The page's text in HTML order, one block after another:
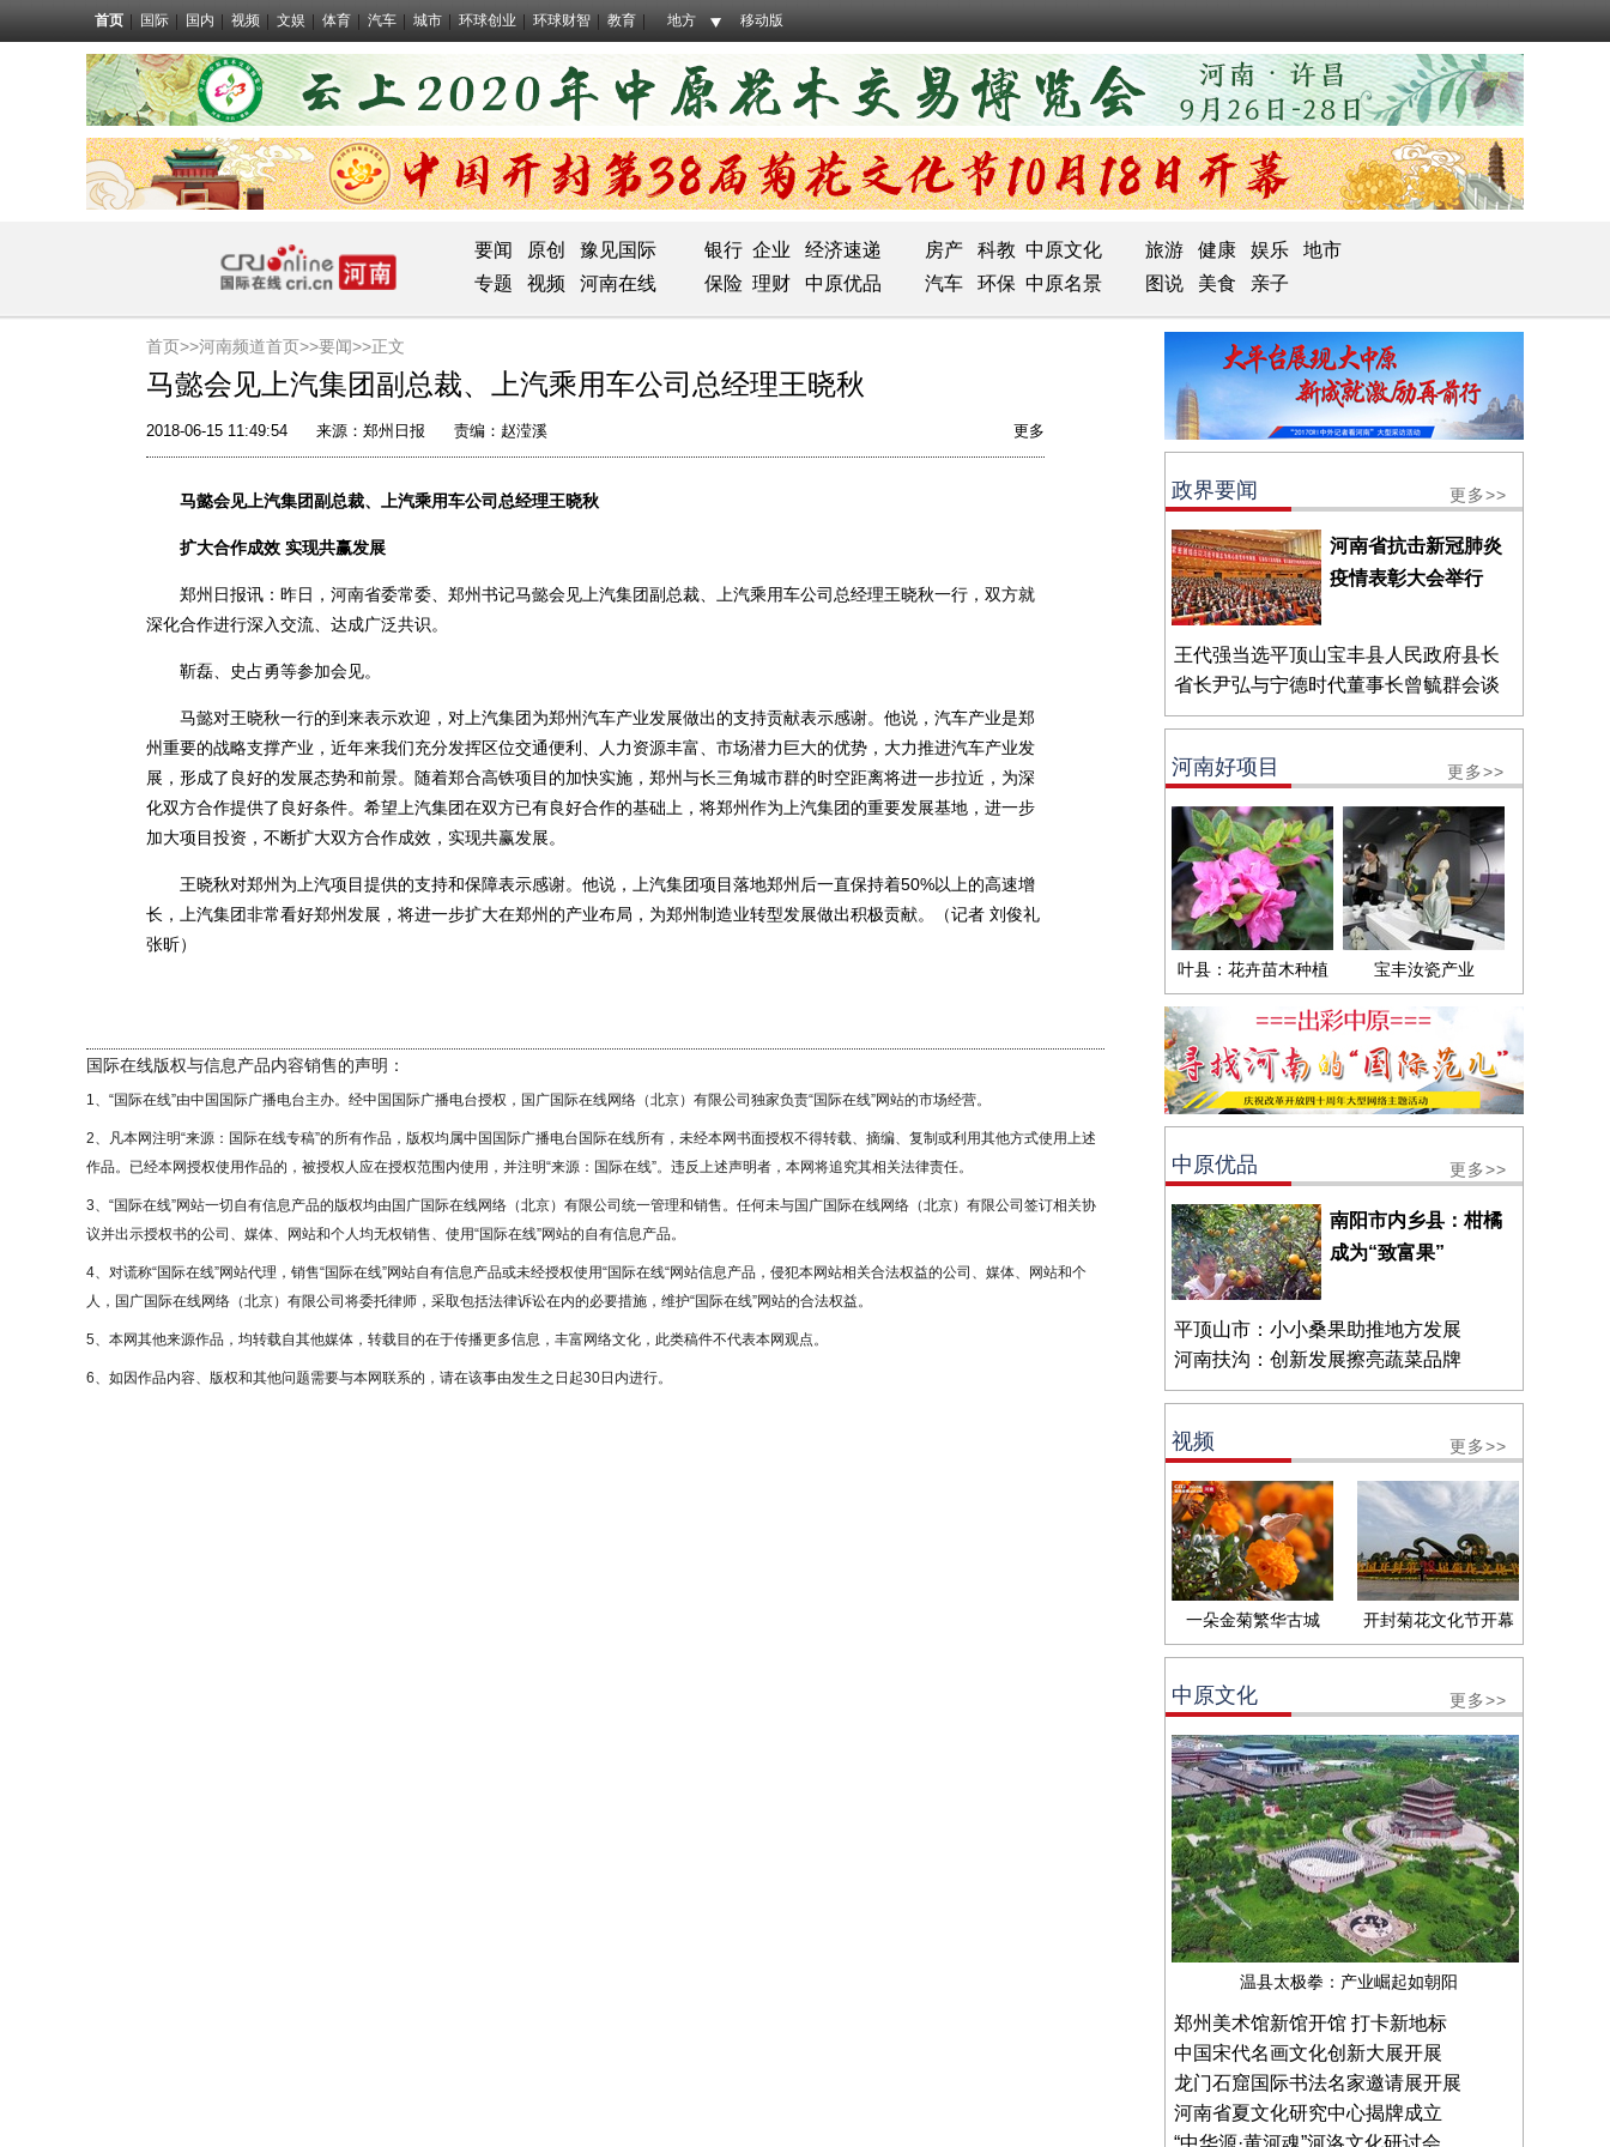
首页 国际 国内 视频 文娱 体育 汽车 城市 环球创业 环球财智 教育 地方 移动版
要闻 原创 豫见国际 银行 企业 经济速递 房产 科教 中原文化 旅游 健康 娱乐
地市
专题
视频 河南在线 保险 理财 中原优品 汽车 环保 中原名景 图说 美食 亲子
首页>>河南频道首页>>要闻>>正文
马懿会见上汽集团副总裁、上汽乘用车公司总经理王晓秋
2018-06-15 11:49:54 来源： 郑州日报 责编：赵滢溪 更多
马懿会见上汽集团副总裁、上汽乘用车公司总经理王晓秋
扩大合作成效 实现共赢发展
郑州日报讯：昨日，河南省委常委、郑州书记马懿会见上汽集团副总裁、上汽乘用车公司总经理王晓秋一行，双方就
深化合作进行深入交流、达成广泛共识。
靳磊、史占勇等参加会见。
马懿对王晓秋一行的到来表示欢迎，对上汽集团为郑州汽车产业发展做出的支持贡献表示感谢。他说，汽车产业是郑
州重要的战略支撑产业，近年来我们充分发挥区位交通便利、人力资源丰富、市场潜力巨大的优势，大力推进汽车产业发
展，形成了良好的发展态势和前景。随着郑合高铁项目的加快实施，郑州与长三角城市群的时空距离将进一步拉近，为深
化双方合作提供了良好条件。希望上汽集团在双方已有良好合作的基础上，将郑州作为上汽集团的重要发展基地，进一步
加大项目投资，不断扩大双方合作成效，实现共赢发展。
王晓秋对郑州为上汽项目提供的支持和保障表示感谢。他说，上汽集团项目落地郑州后一直保持着50%以上的高速增
长，上汽集团非常看好郑州发展，将进一步扩大在郑州的产业布局，为郑州制造业转型发展做出积极贡献。（记者 刘俊礼
张昕）
国际在线版权与信息产品内容销售的声明：
1、“国际在线”由中国国际广播电台主办。经中国国际广播电台授权，国广国际在线网络（北京）有限公司独家负责“国际在线”网站的市场经营。
2、凡本网注明“来源：国际在线专稿”的所有作品，版权均属中国国际广播电台国际在线所有，未经本网书面授权不得转载、摘编、复制或利用其他方式使用上述
作品。已经本网授权使用作品的，被授权人应在授权范围内使用，并注明“来源：国际在线”。违反上述声明者，本网将追究其相关法律责任。
3、“国际在线”网站一切自有信息产品的版权均由国广国际在线网络（北京）有限公司统一管理和销售。任何未与国广国际在线网络（北京）有限公司签订相关协
议并出示授权书的公司、媒体、网站和个人均无权销售、使用“国际在线”网站的自有信息产品。
4、对谎称“国际在线”网站代理，销售“国际在线”网站自有信息产品或未经授权使用“国际在线“网站信息产品，侵犯本网站相关合法权益的公司、媒体、网站和个
人，国广国际在线网络（北京）有限公司将委托律师，采取包括法律诉讼在内的必要措施，维护“国际在线”网站的合法权益。
5、本网其他来源作品，均转载自其他媒体，转载目的在于传播更多信息，丰富网络文化，此类稿件不代表本网观点。
6、如因作品内容、版权和其他问题需要与本网联系的，请在该事由发生之日起30日内进行。
政界要闻 更多>>
河南省抗击新冠肺炎
疫情表彰大会举行
王代强当选平顶山宝丰县人民政府县长
省长尹弘与宁德时代董事长曾毓群会谈
河南好项目 更多>>
叶县：花卉苗木种植 宝丰汝瓷产业
中原优品 更多>>
南阳市内乡县：柑橘
成为“致富果”
平顶山市：小小桑果助推地方发展
河南扶沟：创新发展擦亮蔬菜品牌
视频 更多>>
一朵金菊繁华古城 开封菊花文化节开幕
中原文化 更多>>
温县太极拳：产业崛起如朝阳
郑州美术馆新馆开馆 打卡新地标
中国宋代名画文化创新大展开展
龙门石窟国际书法名家邀请展开展
河南省夏文化研究中心揭牌成立
“中华源·黄河魂”河洛文化研讨会